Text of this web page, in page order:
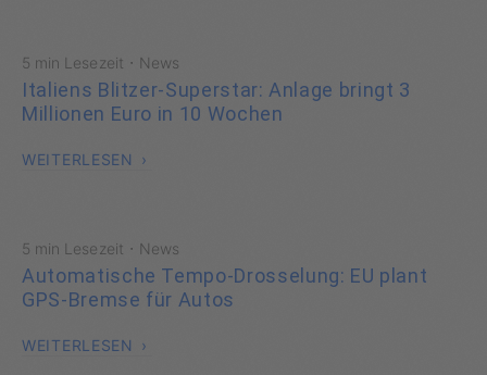
5 min Lesezeit · News
Italiens Blitzer-Superstar: Anlage bringt 3
Millionen Euro in 10 Wochen
WEITERLESEN
5 min Lesezeit · News
Automatische Tempo-Drosselung: EU plant
GPS-Bremse für Autos
WEITERLESEN